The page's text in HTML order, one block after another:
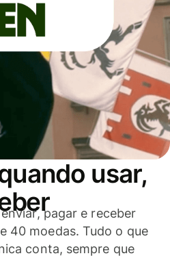
usar,
pagar e receber
40 moedas. Tudo o que
conta, sempre que